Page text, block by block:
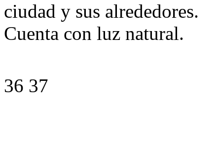
ciudad y sus alrededores.
Cuenta con luz natural.
36 37